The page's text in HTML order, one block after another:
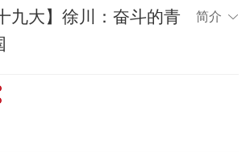
九大】徐川：奋斗的青
简介